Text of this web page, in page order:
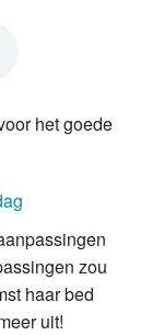
het goede
zou
haar bed
uit!